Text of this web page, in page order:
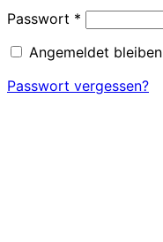
Passwort * Erforderlich
Angemeldet bleiben
Passwort vergessen?